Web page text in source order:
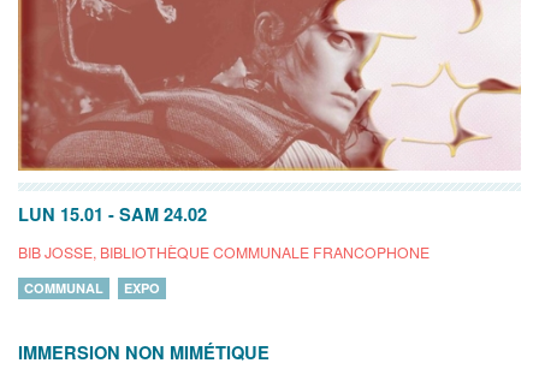
LUN 15.01 - SAM 24.02
BIB JOSSE, BIBLIOTHÈQUE COMMUNALE FRANCOPHONE
COMMUNAL EXPO
IMMERSION NON MIMÉTIQUE